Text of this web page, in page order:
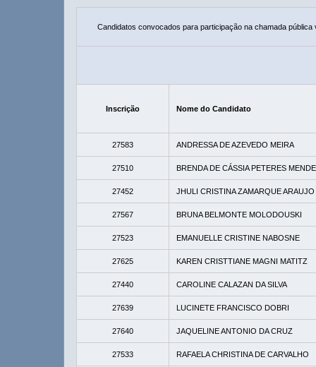
Candidatos convocados para participação na chamada
Inscrição Nome do Candidato
27583 ANDRESSA DE AZEVEDO MEIRA
27510 BRENDA DE CÁSSIA PETERES
27452 JHULI CRISTINA ZAMARQUE ARAUJO
27567 BRUNA BELMONTE MOLODOUSKI
27523 EMANUELLE CRISTINE NABOSNE
27625 KAREN CRISTTIANE MAGNI MATITZ
27440 CAROLINE CALAZAN DA SILVA
27639 LUCINETE FRANCISCO DOBRI
27640 JAQUELINE ANTONIO DA CRUZ
27533 RAFAELA CHRISTINA DE CARVALHO